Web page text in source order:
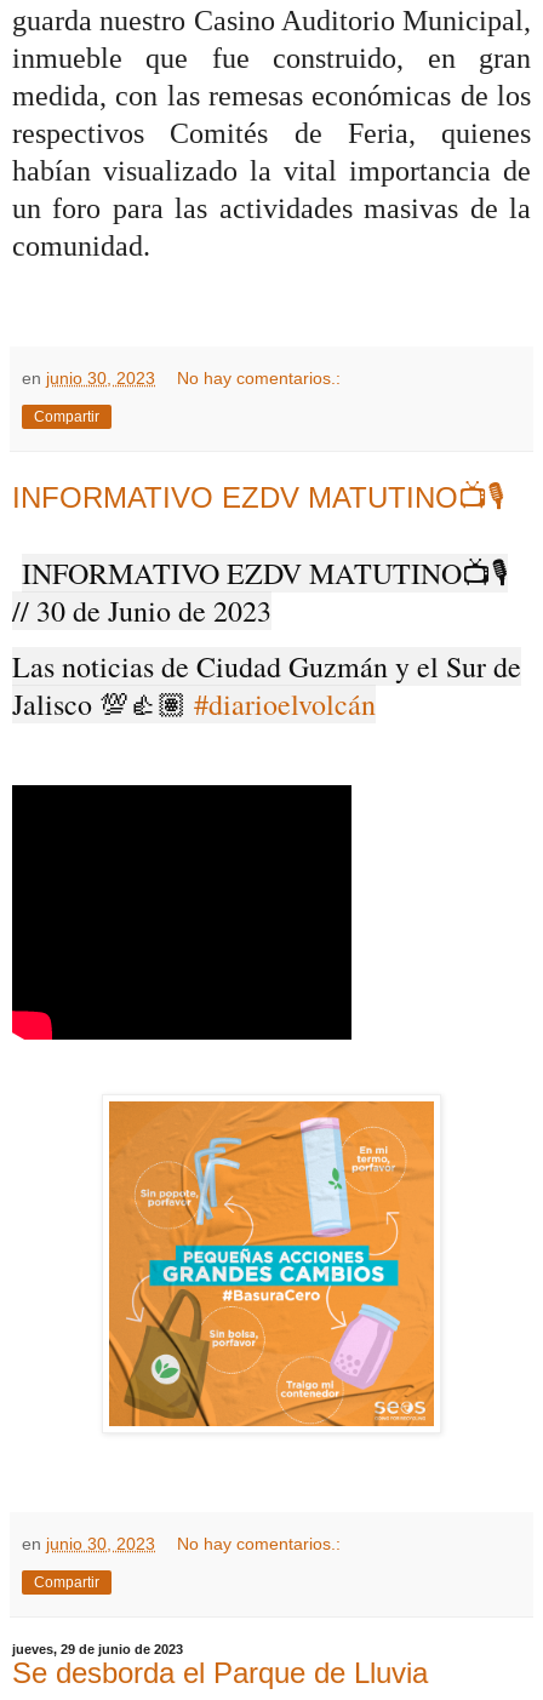
guarda nuestro Casino Auditorio Municipal,
inmueble que fue construido, en gran
medida, con las remesas económicas de los
respectivos Comités de Feria, quienes
habían visualizado la vital importancia de
un foro para las actividades masivas de la
comunidad.
en junio 30, 2023 No hay comentarios.:
Compartir
INFORMATIVO EZDV MATUTINO📺🎙️
INFORMATIVO EZDV MATUTINO📺🎙️
// 30 de Junio de 2023
Las noticias de Ciudad Guzmán y el Sur de
Jalisco 💯👍🏽 #diarioelvolcán
en junio 30, 2023 No hay comentarios.:
Compartir
jueves, 29 de junio de 2023
Se desborda el Parque de Lluvia